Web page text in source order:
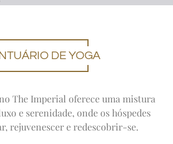
HERITAGE
GRAND HERITAGE
HERITAGE SUITE
Expand
HAUTE PÂTISSERIE
THE SPICE ROUTE
SAN GIMIGNANO
1911 RESTAURANT
e Eventos
Expand
MEETINGS
SOCIAL
IMPERIAL PLACE
Bem-estar
Expand Bem-estar
THE IMPERIAL SPA
Imperial
DE YOGA
The Imperial oferece uma mistura
e serenidade, onde os hóspedes
rejuvenescer e redescobrir-se.